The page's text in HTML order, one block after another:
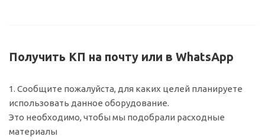
Получить КП на почту или в WhatsApp
1. Сообщите пожалуйста, для каких целей планируете
использовать данное оборудование.
Это необходимо, чтобы мы подобрали расходные
материалы